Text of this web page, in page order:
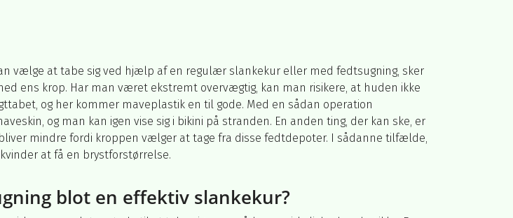
vælge at tabe sig ved hjælp af en regulær slankekur eller med fedtsugning, sker
ens krop. Har man været ekstremt overvægtig, kan man risikere, at huden ikke
og her kommer maveplastik en til gode. Med en sådan operation
og man kan igen vise sig i bikini på stranden. En anden ting, der kan ske, er
mindre fordi kroppen vælger at tage fra disse fedtdepoter. I sådanne tilfælde,
at få en brystforstørrelse.
blot en effektiv slankekur?